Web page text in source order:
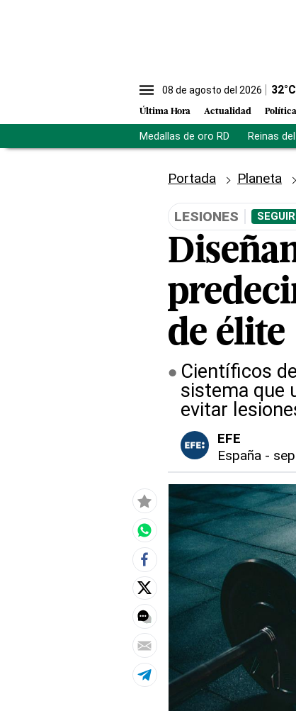
08 de agosto del 2026 32°C
Última Hora Actualidad Política
Medallas de oro RD Reinas
Portada Planeta
LESIONES
de élite
Científicos
sistema que
evitar
EFE
España -